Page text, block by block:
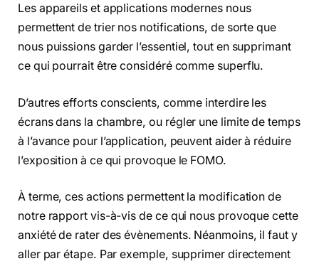
Les appareils et applications modernes nous
permettent de trier nos notifications, de sorte que
nous puissions garder l’essentiel, tout en supprimant
ce qui pourrait être considéré comme superflu.
D’autres efforts conscients, comme interdire les
écrans dans la chambre, ou régler une limite de temps
à l’avance pour l’application, peuvent aider à réduire
l’exposition à ce qui provoque le FOMO.
À terme, ces actions permettent la modification de
notre rapport vis-à-vis de ce qui nous provoque cette
anxiété de rater des évènements. Néanmoins, il faut y
aller par étape. Par exemple, supprimer directement